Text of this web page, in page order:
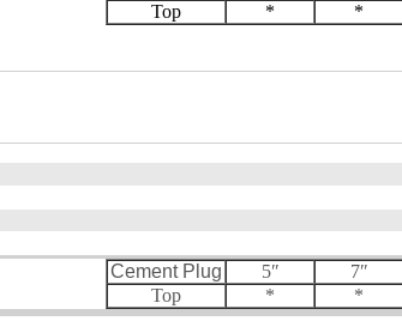
Top
* *
Cement Plug 5″ 7″
Top
* *